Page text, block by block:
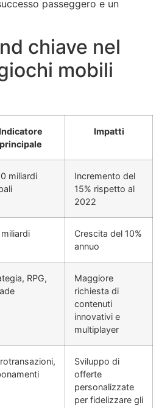
passeggero e un
chiave nel
mobili
Indicatore
principale
Impatti
miliardi
Incremento del
15% rispetto al
2022
Crescita del 10%
annuo
RPG,
Maggiore
richiesta di
contenuti
innovativi e
multiplayer
Sviluppo di
offerte
personalizzate
per fidelizzare gli